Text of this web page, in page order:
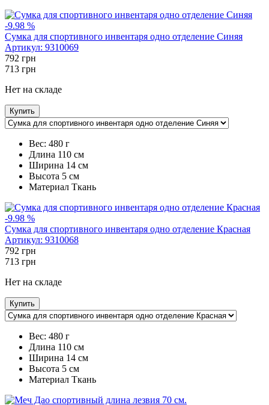
-9.98 %
Сумка для спортивного инвентаря одно отделение Синяя
Артикул: 9310069
792 грн
713 грн
Нет на складе
Купить
Вес: 480 г
Длина 110 см
Ширина 14 см
Высота 5 см
Maтериал Ткань
-9.98 %
Сумка для спортивного инвентаря одно отделение Красная
Артикул: 9310068
792 грн
713 грн
Нет на складе
Купить
Вес: 480 г
Длина 110 см
Ширина 14 см
Высота 5 см
Maтериал Ткань